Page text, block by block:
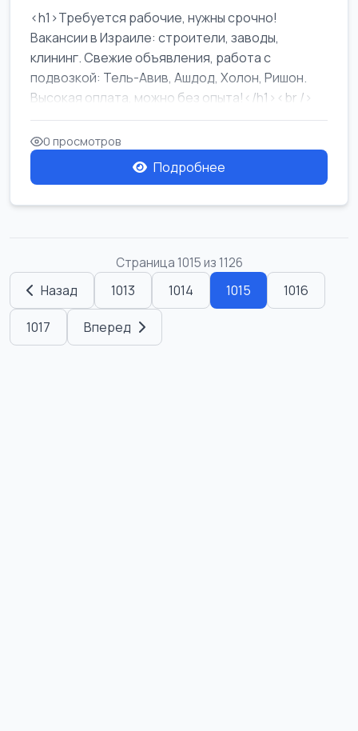
<h1>Требуется рабочие, нужны срочно!
Вакансии в Израиле: строители, заводы,
клининг. Свежие объявления, работа с
подвозкой: Тель-Авив, Ашдод, Холон, Ришон.
Высокая оплата, можно без опыта!</h1><br />
...
0 просмотров
Подробнее
Страница 1015 из 1126
Назад 1013 1014 1015 1016
1017 Вперед